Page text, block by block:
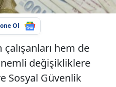
Ol
hem de
değişikliklere
Sosyal Güvenlik